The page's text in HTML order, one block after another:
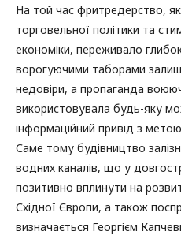
На той час фритредерство,
торговельної політики та
економіки, переживало
ворогуючими таборами
недовіри, а пропаганда
використовувала будь-яку
інформаційний привід з
Саме тому будівництво
водних каналів, що у
позитивно вплинути на
Східної Європи, а також
визначається Георгієм